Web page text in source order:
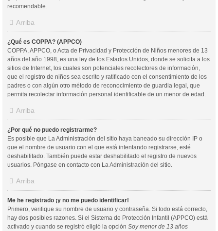
recomendable.
Arriba
¿Qué es COPPA? (APPCO)
COPPA, APPCO, o Acta de Privacidad y Protección de Niños menores de 13
años del año 1998, es una ley de los Estados Unidos, donde se solicita a los
sitios de Internet, los cuales son potenciales recolectores de información,
que el registro de niños sea escrito y ratificado con el consentimiento de los
padres o con algún otro método de reconocimiento de guardia legal, que
permita recolectar información personal identificable de un menor de edad.
Arriba
¿Por qué no puedo registrarme?
Es posible que La Administración del sitio haya baneado su dirección IP o
que el nombre de usuario con el que está intentando registrarse, esté
deshabilitado. También puede estar deshabilitado el registro de nuevos
usuarios. Póngase en contacto con La Administración del sitio.
Arriba
Me he registrado ¡y no me puedo identificar!
Primero, verifique su nombre de usuario y contraseña. Si todo está correcto,
hay dos posibles razones. Si el Sistema de Protección Infantil (APPCO) está
activado y cuando se registró eligió la opción Soy menor de 13 años